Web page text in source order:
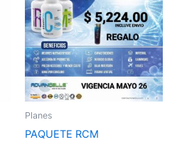
Planes
PAQUETE RCM